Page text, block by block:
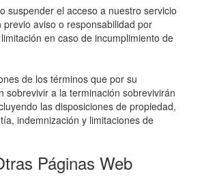
suspender el acceso a nuestro servicio
aviso o responsabilidad por
en caso de incumplimiento de
de los términos que por su
sobrevivir a la terminación sobrevivirán
las disposiciones de propiedad,
indemnización y limitaciones de
Páginas Web